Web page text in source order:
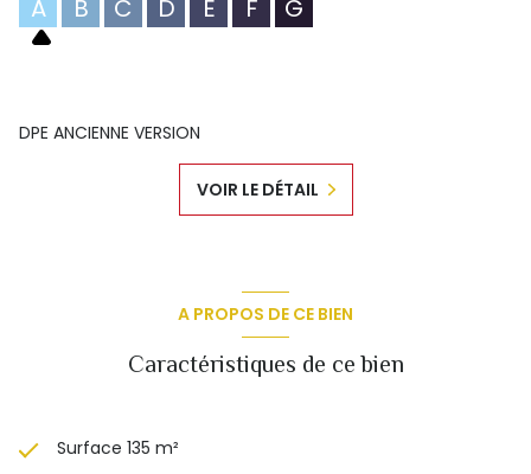
A B C D E F G
DPE ANCIENNE VERSION
VOIR LE DÉTAIL
A PROPOS DE CE BIEN
Caractéristiques de ce bien
Surface 135 m²